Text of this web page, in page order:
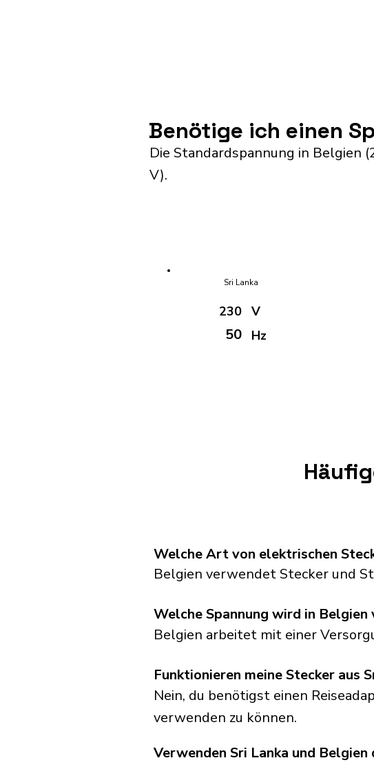
Benötige ich einen
Die Standardspannung in Belgien
V).
Sri Lanka
230
50
V
Hz
Welche Art von elektrischen
Belgien verwendet Stecker und
Welche Spannung wird in
Belgien arbeitet mit einer
Funktionieren meine Stecker aus
Nein, du benötigst einen
verwenden zu können.
Verwenden Sri Lanka und